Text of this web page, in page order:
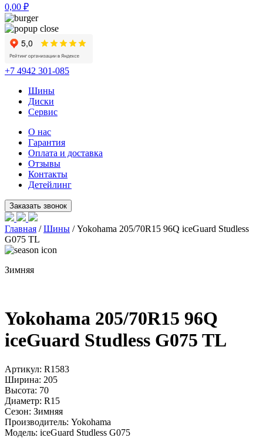
0,00 ₽
+7 4942 301-085
Шины
Диски
Сервис
О нас
Гарантия
Оплата и доставка
Отзывы
Контакты
Детейлинг
Главная /Шины / Yokohama 205/70R15 96Q iceGuard Studless
G075 TL
Зимняя
Yokohama 205/70R15 96Q
iceGuard Studless G075 TL
Артикул: R1583
Ширина: 205
Высота: 70
Диаметр: R15
Сезон: Зимняя
Производитель: Yokohama
Модель: iceGuard Studless G075